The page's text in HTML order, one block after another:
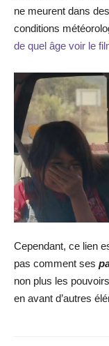
ne meurent dans
conditions
de quel âge voir le
Cependant, ce lien
pas comment ses
non plus les
en avant d’autres